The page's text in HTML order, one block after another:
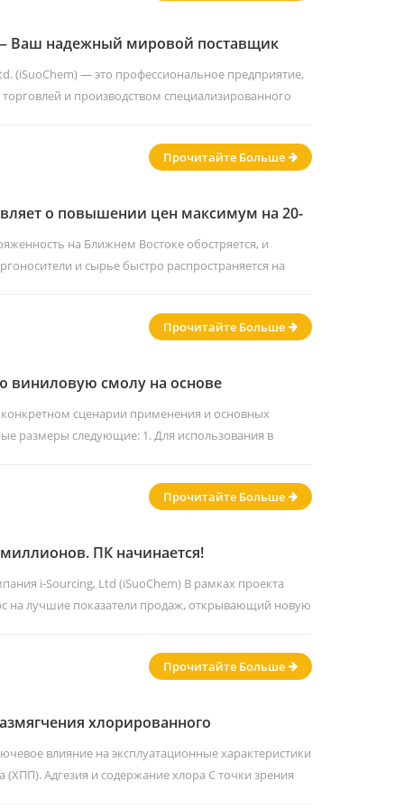
— Ваш надежный мировой поставщик
и эффектных пигментов.
(iSuoChem) — это профессиональное предприятие,
и производством специализированного
экспортер и контрактный OEM-производитель,
Прочитайте Больше
о повышении цен максимум на 20-
на Ближнем Востоке обостряется, и
и сырье быстро распространяется на
бизнеса, обслуживающих рынки Азии, Европы и
Прочитайте Больше
виниловую смолу на основе
и винилацетата (VC/VAc)?
сценарии применения и основных
размеры следующие: 1. Для использования в
смола винилхлорида и винилацетата
Прочитайте Больше
ПК начинается!
i-Sourcing, Ltd (iSuoChem) В рамках проекта
на лучшие показатели продаж, открывающий новую
в марте и апреле. Мы продолжим прилагать все
Прочитайте Больше
хлорированного
влияние на эксплуатационные характеристики
Адгезия и содержание хлора С точки зрения